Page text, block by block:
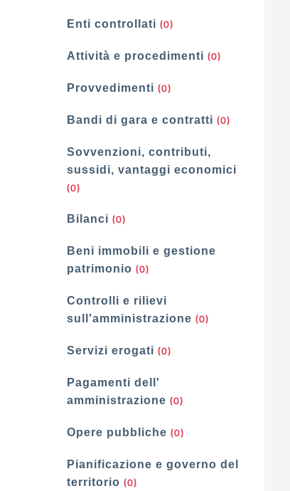
Enti controllati (0)
Attività e procedimenti (0)
Provvedimenti (0)
Bandi di gara e contratti (0)
Sovvenzioni, contributi,
sussidi, vantaggi economici
(0)
Bilanci (0)
Beni immobili e gestione
patrimonio (0)
Controlli e rilievi
sull'amministrazione (0)
Servizi erogati (0)
Pagamenti dell'
amministrazione (0)
Opere pubbliche (0)
Pianificazione e governo del
territorio (0)